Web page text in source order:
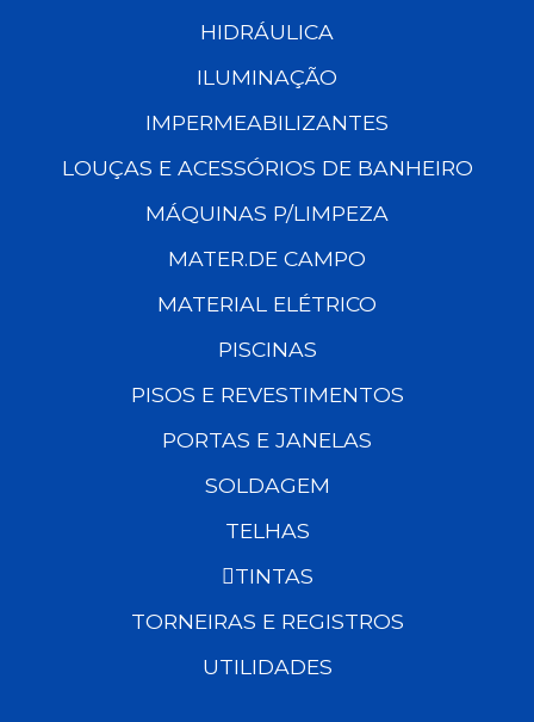
HIDRÁULICA
ILUMINAÇÃO
IMPERMEABILIZANTES
LOUÇAS E ACESSÓRIOS DE BANHEIRO
MÁQUINAS P/LIMPEZA
MATER.DE CAMPO
MATERIAL ELÉTRICO
PISCINAS
PISOS E REVESTIMENTOS
PORTAS E JANELAS
SOLDAGEM
TELHAS
TINTAS
TORNEIRAS E REGISTROS
UTILIDADES